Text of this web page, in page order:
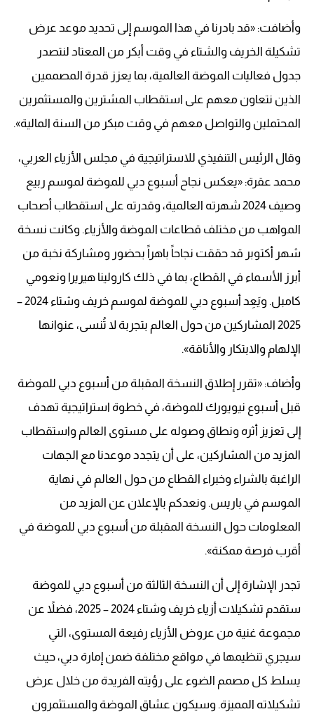
وأضافت: «قد بادرنا في هذا الموسم إلى تحديد موعد عرض
تشكيلة الخريف والشتاء في وقت أبكر من المعتاد لنتصدر
جدول فعاليات الموضة العالمية، بما يعزز قدرة المصممين
الذين نتعاون معهم على استقطاب المشترين والمستثمرين
المحتملين والتواصل معهم في وقت مبكر من السنة المالية».
وقال الرئيس التنفيذي للاستراتيجية في مجلس الأزياء العربي،
محمد عقرة: «يعكس نجاح أسبوع دبي للموضة لموسم ربيع
وصيف 2024 شهرته العالمية، وقدرته على استقطاب أصحاب
المواهب من مختلف قطاعات الموضة والأزياء. وكانت نسخة
شهر أكتوبر قد حققت نجاحاً باهراً بحضور ومشاركة نخبة من
أبرز الأسماء في القطاع، بما في ذلك كارولينا هيريرا ونعومي
كامبل. ويَعِد أسبوع دبي للموضة لموسم خريف وشتاء 2024 –
2025 المشاركين من حول العالم بتجربة لا تُنسى، عنوانها
الإلهام والابتكار والأناقة».
وأضاف: «تقرر إطلاق النسخة المقبلة من أسبوع دبي للموضة
قبل أسبوع نيويورك للموضة، في خطوة استراتيجية تهدف
إلى تعزيز أثره ونطاق وصوله على مستوى العالم واستقطاب
المزيد من المشاركين، على أن يتجدد موعدنا مع الجهات
الراغبة بالشراء وخبراء القطاع من حول العالم في نهاية
الموسم في باريس. ونعدكم بالإعلان عن المزيد من
المعلومات حول النسخة المقبلة من أسبوع دبي للموضة في
أقرب فرصة ممكنة».
تجدر الإشارة إلى أن النسخة الثالثة من أسبوع دبي للموضة
ستقدم تشكيلات أزياء خريف وشتاء 2024 – 2025، فضلاً عن
مجموعة غنية من عروض الأزياء رفيعة المستوى، التي
سيجري تنظيمها في مواقع مختلفة ضمن إمارة دبي، حيث
يسلط كل مصمم الضوء على رؤيته الفريدة من خلال عرض
تشكيلاته المميزة. وسيكون عشاق الموضة والمستثمرون